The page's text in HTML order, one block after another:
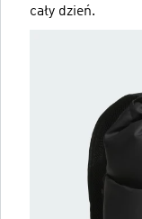
cały dzień.